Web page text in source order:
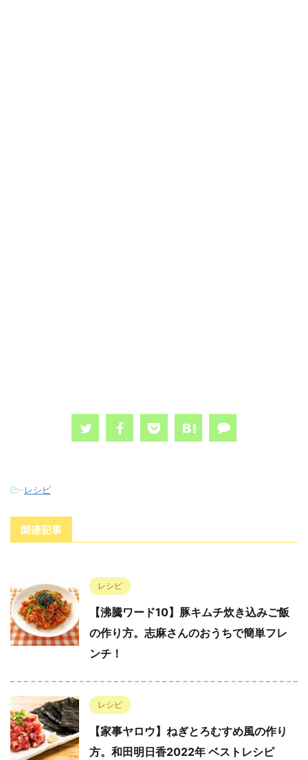
-レシピ
関連記事
レシピ
【沸騰ワード10】豚キムチ炊き込みご飯
の作り方。志麻さんのおうちで簡単フレ
ンチ！
レシピ
【家事ヤロウ】ねぎとろむすめ風の作り
方。和田明日香2022年 ベストレシピ